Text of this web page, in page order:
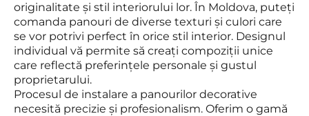
originalitate și stil interiorului lor. În Moldova, puteți
comanda panouri de diverse texturi și culori care
se vor potrivi perfect în orice stil interior. Designul
individual vă permite să creați compoziții unice
care reflectă preferințele personale și gustul
proprietarului.
Procesul de instalare a panourilor decorative
necesită precizie și profesionalism. Oferim o gamă